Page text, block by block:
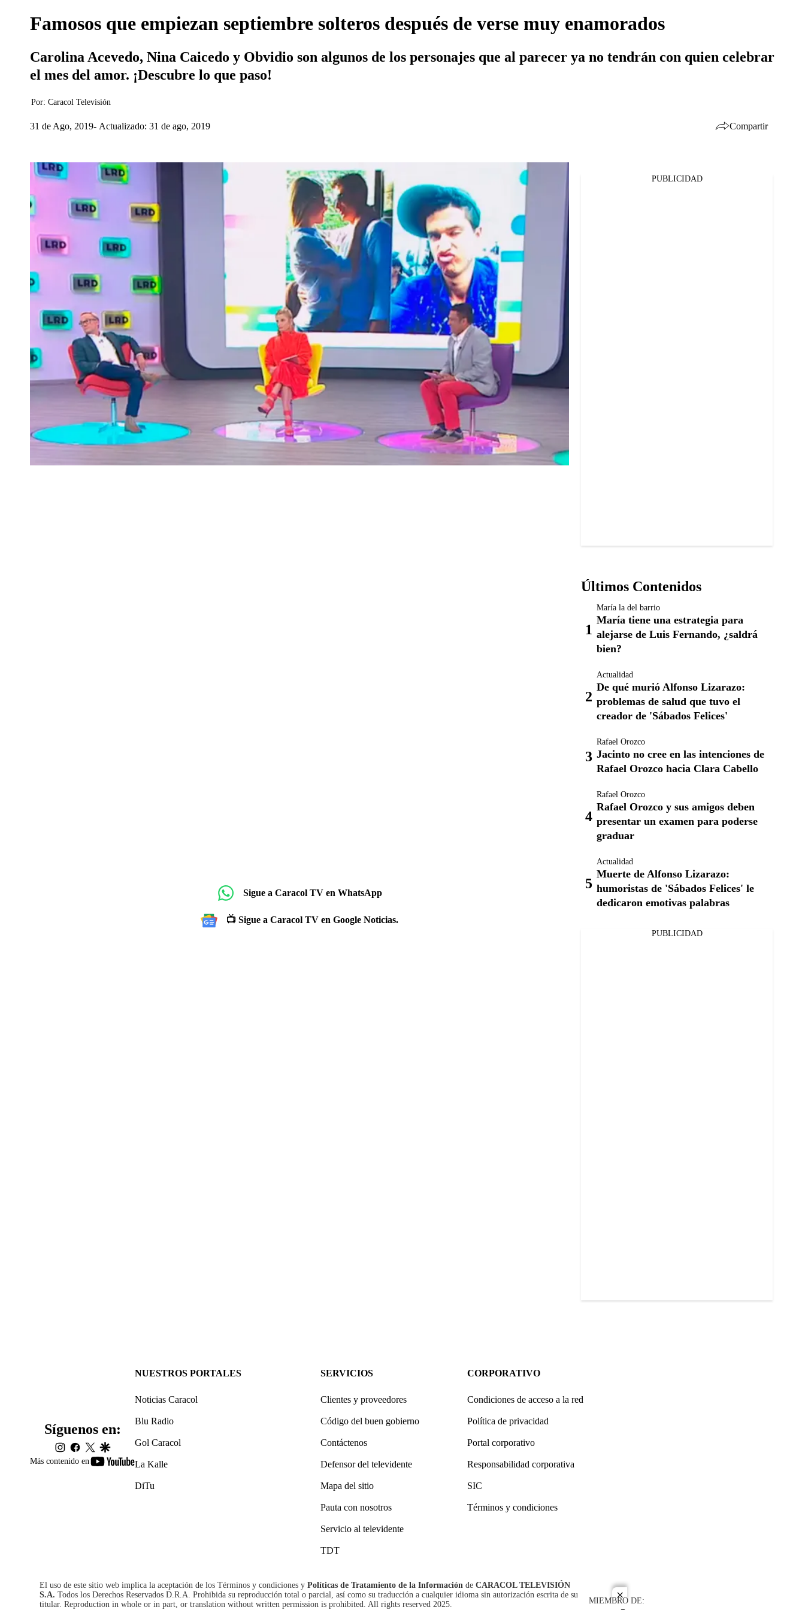
close
Famosos que empiezan septiembre solteros después de verse muy enamorados
Carolina Acevedo, Nina Caicedo y Obvidio son algunos de los personajes que al parecer ya no tendrán con quien celebrar
el mes del amor. ¡Descubre lo que paso!
Por: Caracol Televisión
31 de Ago, 2019 Actualizado: 31 de ago, 2019 Compartir
Sigue a Caracol TV en WhatsApp
📺 Sigue a Caracol TV en Google Noticias.
PUBLICIDAD
Últimos Contenidos
María la del barrio
María tiene una estrategia para
alejarse de Luis Fernando, ¿saldrá
bien?
Actualidad
De qué murió Alfonso Lizarazo:
problemas de salud que tuvo el
creador de 'Sábados Felices'
Rafael Orozco
Jacinto no cree en las intenciones de
Rafael Orozco hacia Clara Cabello
Rafael Orozco
Rafael Orozco y sus amigos deben
presentar un examen para poderse
graduar
Actualidad
Muerte de Alfonso Lizarazo:
humoristas de 'Sábados Felices' le
dedicaron emotivas palabras
PUBLICIDAD
Más contenido en
youtube-
Síguenos en:
instagram
facebook
twittergoogle
NUESTROS PORTALES
Noticias Caracol
Blu Radio
Gol Caracol
La Kalle
DiTu
SERVICIOS
Clientes y proveedores
Código del buen gobierno
Contáctenos
Defensor del televidente
Mapa del sitio
Pauta con nosotros
Servicio al televidente
TDT
CORPORATIVO
Condiciones de acceso a la red
Política de privacidad
Portal corporativo
Responsabilidad corporativa
SIC
Términos y condiciones
El uso de este sitio web implica la aceptación de los Términos y condiciones y Políticas de Tratamiento de la Información de CARACOL TELEVISIÓN
S.A. Todos los Derechos Reservados D.R.A. Prohibida su reproducción total o parcial, así como su traducción a cualquier idioma sin autorización escrita de su
titular. Reproduction in whole or in part, or translation without written permission is prohibited. All rights reserved 2025.
MIEMBRO DE: